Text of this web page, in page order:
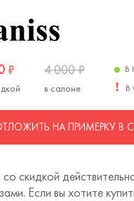
₽ 4 000₽
в салоне
В
В
НА ПРИМЕРКУ В
скидкой
Если вы хотите